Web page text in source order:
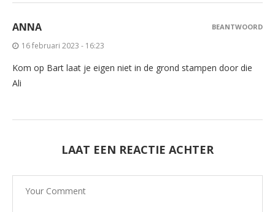
ANNA
16 februari 2023 - 16:23
Kom op Bart laat je eigen niet in de grond stampen door die
Ali
BEANTWOORD
LAAT EEN REACTIE ACHTER